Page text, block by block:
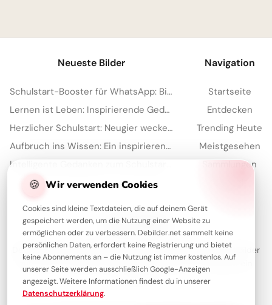
🍪 Wir verwenden Cookies
Cookies sind kleine Textdateien, die auf deinem Gerät
gespeichert werden, um die Nutzung einer Website zu
ermöglichen oder zu verbessern. Debilder.net sammelt keine
persönlichen Daten, erfordert keine Registrierung und bietet
keine Abonnements an – die Nutzung ist immer kostenlos. Auf
unserer Seite werden ausschließlich Google-Anzeigen
angezeigt. Weitere Informationen findest du in unserer
Datenschutzerklärung.
Neueste Bilder
Schulstart-Booster für WhatsApp: Bildung kennt wirklich keine Grenzen!
Lernen ist Leben: Inspirierende Gedanken zum Schulstart für WhatsApp.
Herzlicher Schulstart: Neugier wecken für YouTube und mehr Freude
Aufbruch ins Wissen: Ein inspirierender Schulstart Gruß für Pinterest
Navigation
Startseite
Entdecken
Trending Heute
Meistgesehen
Sammlungen
Über Debilder
Debilder ist deine Plattform für die schönsten Grüße und Bilder
zum Teilen. Entdecke unsere Sammlung und verschenke ein
Lächeln!